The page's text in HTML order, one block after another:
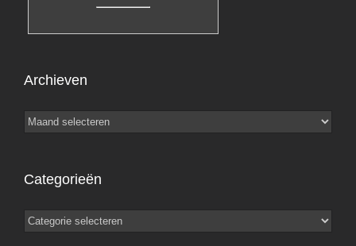
Archieven
Archieven
Categorieën
Categorieën